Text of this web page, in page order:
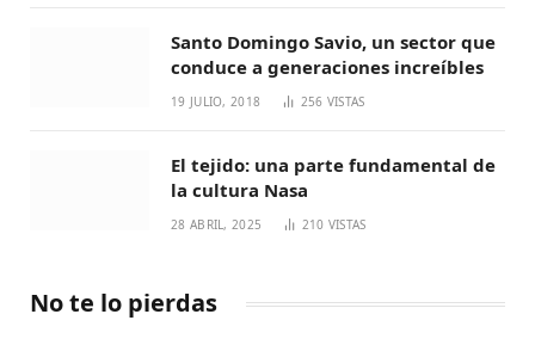
Santo Domingo Savio, un sector que
conduce a generaciones increíbles
19 JULIO, 2018 256 VISTAS
El tejido: una parte fundamental de
la cultura Nasa
28 ABRIL, 2025 210 VISTAS
No te lo pierdas